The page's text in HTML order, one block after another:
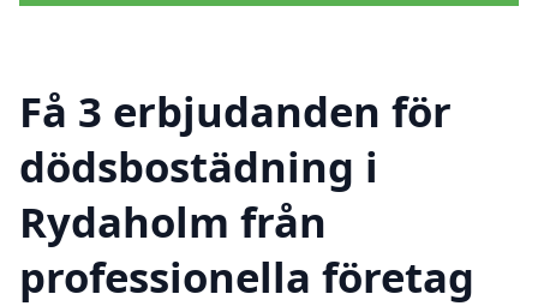
Få 3 erbjudanden för
dödsbostädning i
Rydaholm från
professionella företag